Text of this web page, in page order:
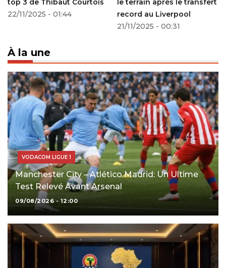
top 3 de Thibaut Courtois
22/11/2025 - 01:44
le terrain après le transfert
record au Liverpool
21/11/2025 - 00:31
À la une
VODACOM LIGUE 1
Manchester City – Atlético Madrid: Un Ultime
Test Relevé Avant Arsenal
09/08/2026 - 12:00